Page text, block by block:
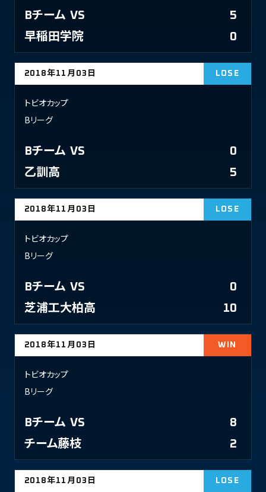
Bチーム VS
5
早稲田学院
0
2018年11月03日 LOSE
トビオカップ
Bリーグ
Bチーム VS
0
乙訓高
5
2018年11月03日 LOSE
トビオカップ
Bリーグ
Bチーム VS
0
芝浦工大柏高
10
2018年11月03日 WIN
トビオカップ
Bリーグ
Bチーム VS
8
チーム藤枝
2
2018年11月03日 LOSE